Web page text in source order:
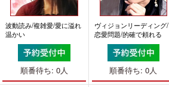
波動読み/複雑愛/愛に溢れ
温かい
順番待ち: 0人
ヴィジョンリーディング/
恋愛問題/的確で頼れる
順番待ち: 0人